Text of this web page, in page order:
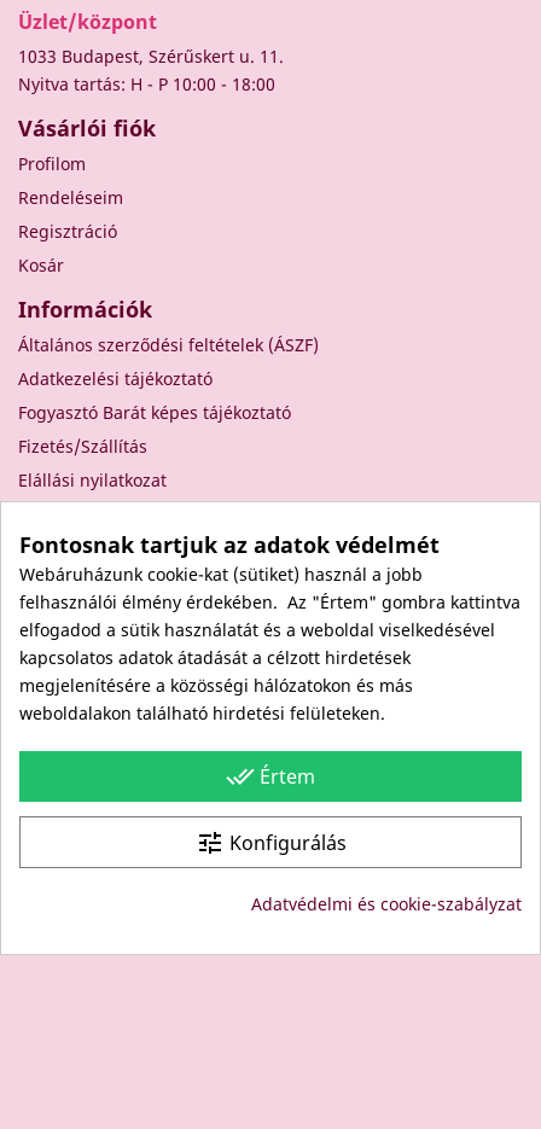
Üzlet/központ
1033 Budapest, Szérűskert u. 11.
Nyitva tartás: H - P 10:00 - 18:00
Vásárlói fiók
Profilom
Rendeléseim
Regisztráció
Kosár
Információk
Általános szerződési feltételek (ÁSZF)
Adatkezelési tájékoztató
Fogyasztó Barát képes tájékoztató
Fizetés/Szállítás
Elállási nyilatkozat
Rólunk
Kapcsolat
Viszonteladóknak
Kövess minket itt is!
Facebook
© Copyright: Since 1994- "EDU" és "JUDY" Bt. - BODICO
Fontosnak tartjuk az adatok védelmét
Webáruházunk cookie-kat (sütiket) használ a jobb
felhasználói élmény érdekében. Az "Értem" gombra kattintva
elfogadod a sütik használatát és a weboldal viselkedésével
kapcsolatos adatok átadását a célzott hirdetések
megjelenítésére a közösségi hálózatokon és más
weboldalakon található hirdetési felületeken.
done_all Értem
tune Konfigurálás
Adatvédelmi és cookie-szabályzat